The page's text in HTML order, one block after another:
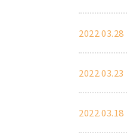
2022.03.28
2022.03.23
2022.03.18